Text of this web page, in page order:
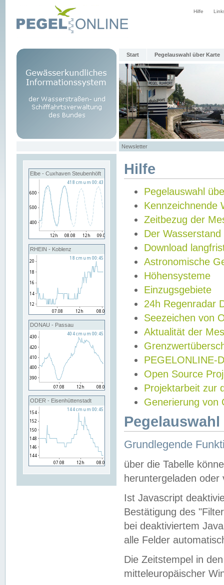
Hilfe
Start Pegelauswahl über Karte
Newsletter
Elbe - Cuxhaven Steubenhöft
RHEIN - Koblenz
DONAU - Passau
ODER - Eisenhüttenstadt
Hilfe
Pegelauswahl
Kennzeichnende
Zeitbezug der
Der Wasserstand
Download
Astronomische
Höhensysteme
Einzugsgebiete
24h Regenradar
Seezeichen von
Aktualität der
PEGELONLINE-
Open Source
Projektarbeit zur
Generierung von
Grundlegende
über die Tabelle
heruntergeladen oder
Ist Javascript
Bestätigung des
bei deaktiviertem
alle Felder
Die Zeitstempel in
mitteleuropäischer